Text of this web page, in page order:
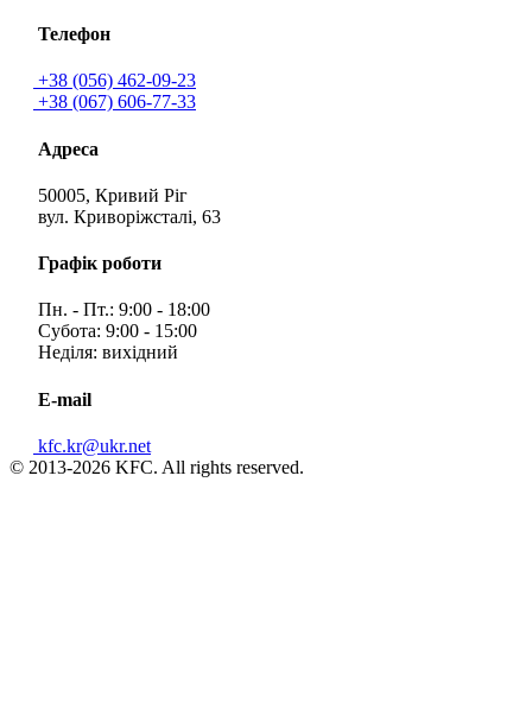
Телефон
+38 (056) 462-09-23
+38 (067) 606-77-33
Адреса
50005, Кривий Ріг
вул. Криворіжсталі, 63
Графік роботи
Пн. - Пт.: 9:00 - 18:00
Субота: 9:00 - 15:00
Неділя: вихідний
E-mail
kfc.kr@ukr.net
© 2013-2026 KFC. All rights reserved.